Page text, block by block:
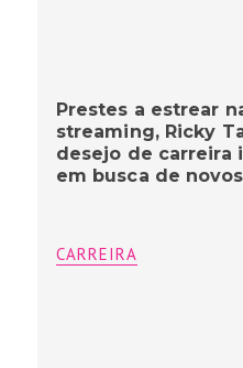
Prestes a estrear
streaming, Ricky
desejo de carreira
em busca de
CARREIRA